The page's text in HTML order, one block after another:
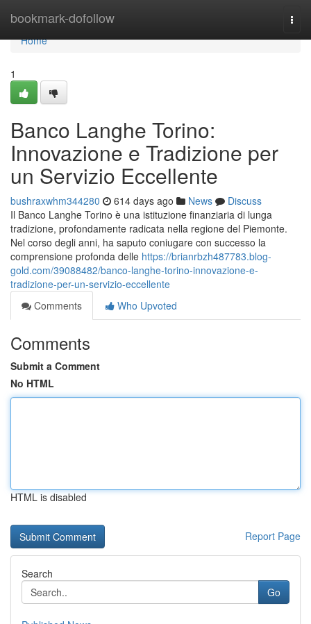
bookmark-dofollow
Home
Home
1
Banco Langhe Torino:
Innovazione e Tradizione per
un Servizio Eccellente
bushraxwhm344280 614 days ago News
Discuss
Il Banco Langhe Torino è una istituzione finanziaria di lunga
tradizione, profondamente radicata nella regione del Piemonte.
Nel corso degli anni, ha saputo coniugare con successo la
comprensione profonda delle https://brianrbzh487783.blog-
gold.com/39088482/banco-langhe-torino-innovazione-e-
tradizione-per-un-servizio-eccellente
Comments
Who Upvoted
Comments
Submit a Comment
No HTML
HTML is disabled
Report Page
Search
Go